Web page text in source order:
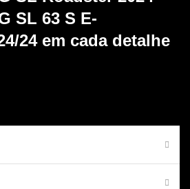
SL 63 S E-
24 em cada detalhe